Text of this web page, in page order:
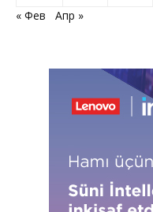
« Фев
Апр »